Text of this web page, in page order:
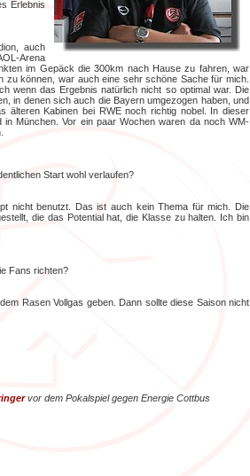
Erlebnis
auch
Arena
im Gepäck die 300km nach Hause zu fahren, war
zu können, war auch eine sehr schöne Sache für mich.
wenn das Ergebnis natürlich nicht so optimal war. Die
in denen sich auch die Bayern umgezogen haben, und
älteren Kabinen bei RWE noch richtig nobel. In dieser
München. Vor ein paar Wochen waren da noch WM-
Start wohl verlaufen?
nicht benutzt. Das ist auch kein Thema für mich. Die
die das Potential hat, die Klasse zu halten. Ich bin
Fans richten?
Rasen Vollgas geben. Dann sollte diese Saison nicht
vor dem Pokalspiel gegen Energie Cottbus